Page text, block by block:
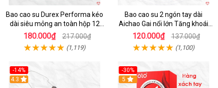
Bao cao su Durex Performa kéo
dài siêu mỏng an toàn hộp 12
cái
180.000₫ 217.000₫
(1,119)
Bao cao su 2 ngón tay dài
Aichao Gai nổi lớn Tăng khoái
cảm
120.000₫ 137.000₫
(1,100)
-14%
4.3
-30%
5